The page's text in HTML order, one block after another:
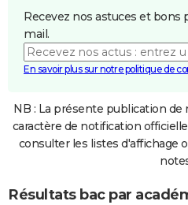
Recevez nos astuces et
mail.
En savoir plus sur notre politique de
NB : La présente publication
caractère de notification
consulter les listes d'affichage
Résultats bac par